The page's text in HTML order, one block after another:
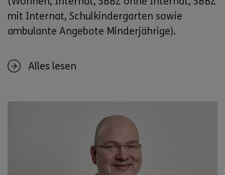
mit Internat, Schulkindergarten sowie
ambulante Angebote Minderjährige).
Alles lesen